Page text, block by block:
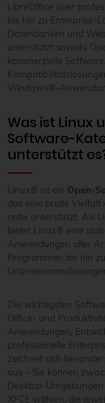
LibreOffice über
bis hin zu Enterprise-
Datenbanken und
unterstützt sowohl
kommerzielle
Windows®-
Was ist Linux
Software-
unterstützt
Linux® ist ein Open-
das eine breite
nativ unterstützt. Als
bietet Linux® eine
Anwendungen aller
Programmen bis hin
Die wichtigsten
Office- und
Anwendungen,
professionelle
zeichnet sich
aus – Sie können
Desktop-
XFCE wählen, die